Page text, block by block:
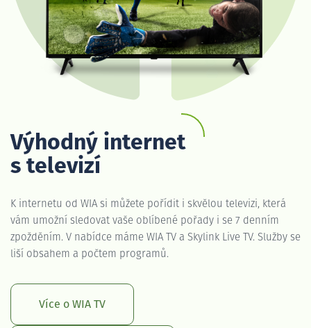
Výhodný internet
s televizí
K internetu od WIA si můžete pořídit i skvělou televizi, která
vám umožní sledovat vaše oblíbené pořady i se 7 denním
zpožděním. V nabídce máme WIA TV a Skylink Live TV. Služby se
liší obsahem a počtem programů.
Více o WIA TV